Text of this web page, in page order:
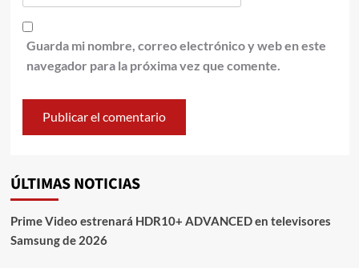
Guarda mi nombre, correo electrónico y web en este
navegador para la próxima vez que comente.
ÚLTIMAS NOTICIAS
Prime Video estrenará HDR10+ ADVANCED en televisores
Samsung de 2026